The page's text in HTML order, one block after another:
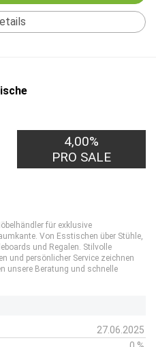
4,00%
PRO SALE
für exklusive
Von Esstischen über Stühle,
und Regalen. Stilvolle
und persönlicher Service zeichnen
unsere Beratung und schnelle
27.06.2025